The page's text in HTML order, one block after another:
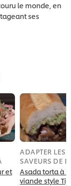
le monde, en
ses
et
ADAPTER LES
SAVEURS DE
Asada torta à
viande style